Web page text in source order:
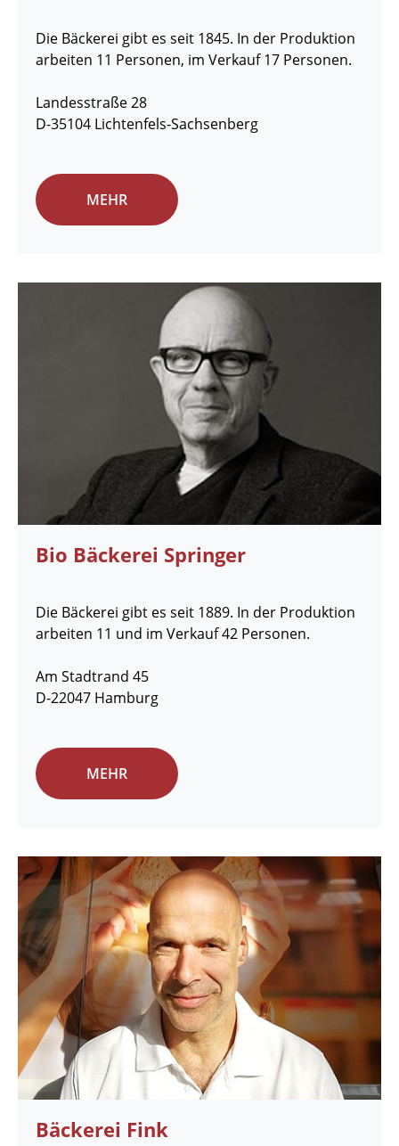
Die Bäckerei gibt es seit 1845. In der Produktion
arbeiten 11 Personen, im Verkauf 17 Personen.
Landesstraße 28
D-35104 Lichtenfels-Sachsenberg
MEHR
Bio Bäckerei Springer
Die Bäckerei gibt es seit 1889. In der Produktion
arbeiten 11 und im Verkauf 42 Personen.
Am Stadtrand 45
D-22047 Hamburg
MEHR
Bäckerei Fink